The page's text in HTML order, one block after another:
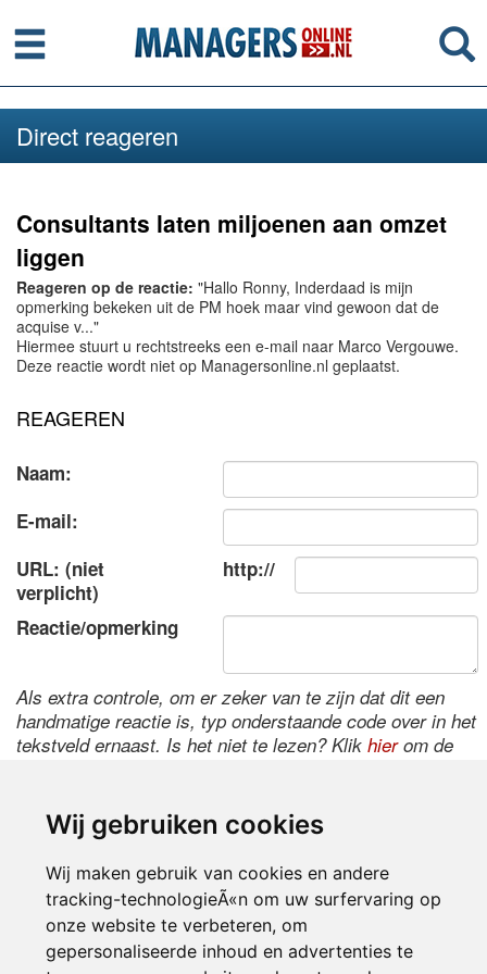
Wij gebruiken cookies
Wij maken gebruik van cookies en andere
tracking-technologieÃ«n om uw surfervaring op
onze website te verbeteren, om
gepersonaliseerde inhoud en advertenties te
Menu
Direct reageren
Consultants laten miljoenen aan omzet
liggen
Reageren op de reactie: "Hallo Ronny, Inderdaad is mijn
opmerking bekeken uit de PM hoek maar vind gewoon dat de
acquise v..."
Hiermee stuurt u rechtstreeks een e-mail naar Marco Vergouwe.
Deze reactie wordt niet op Managersonline.nl geplaatst.
REAGEREN
Naam:
E-mail:
URL: (niet
verplicht)
http://
Reactie/opmerking
Als extra controle, om er zeker van te zijn dat dit een
handmatige reactie is, typ onderstaande code over in het
tekstveld ernaast. Is het niet te lezen? Klik hierom de